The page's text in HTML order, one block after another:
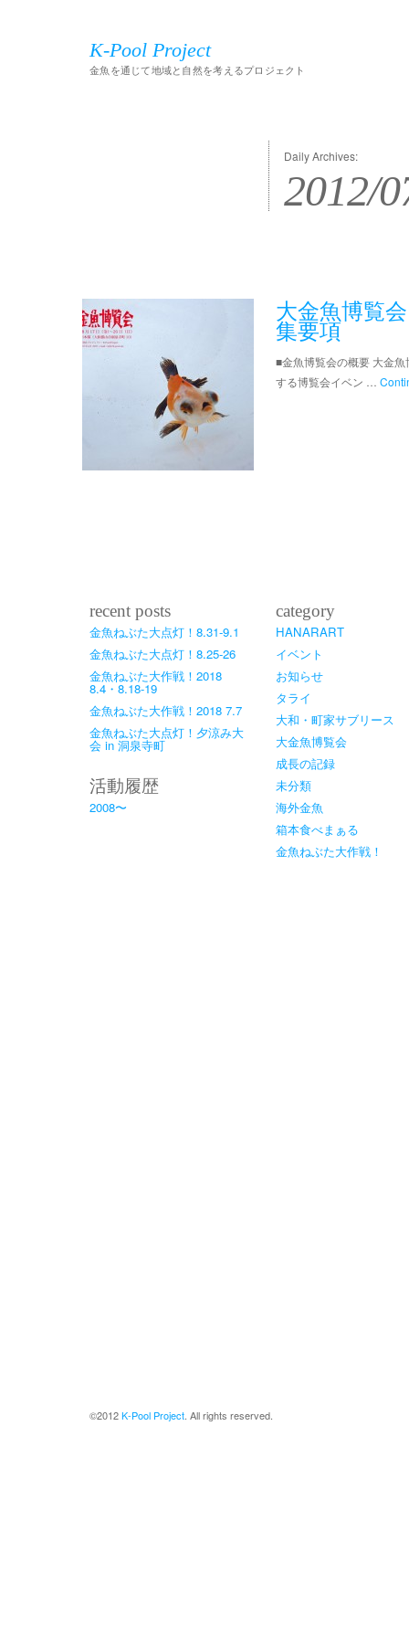
K-Pool Project
金魚を通じて地域と自然を考えるプロジェクト
Daily Archives:
2012/
大金魚博覧
集要項
■金魚博覧会の概要 大金
する博覧会イベン …
recent posts
金魚ねぶた大点灯！8.31-9.1
金魚ねぶた大点灯！8.25-26
金魚ねぶた大作戦！2018
8.4・8.18-19
金魚ねぶた大作戦！2018 7.7
金魚ねぶた大点灯！夕涼み大
会 in 洞泉寺町
活動履歴
2008〜
category
HANARART
イベント
お知らせ
タライ
大和・町家サブリース
大金魚博覧会
成長の記録
未分類
海外金魚
箱本食べまぁる
金魚ねぶた大作戦！
©2012K-Pool Project . All rights reserved.